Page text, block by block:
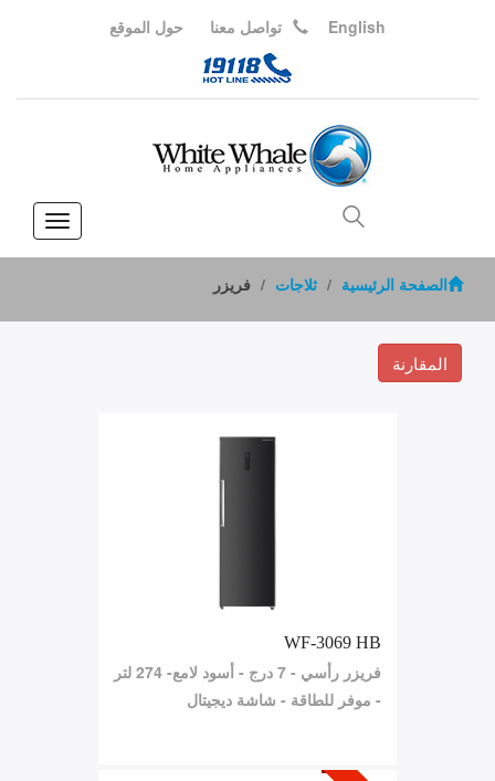
English تواصل معنا حول الموقع
Toggle
الصفحة الرئيسية
ثلاجات فريزر
المقارنة
WF-3069 HB
فريزر رأسي - 7 درج - أسود لامع- 274 لتر
- موفر للطاقة - شاشة ديجيتال